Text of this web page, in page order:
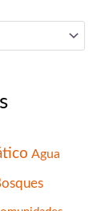
Agua